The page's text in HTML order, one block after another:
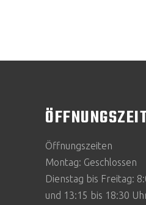
Öffnungszeiten
Montag: Geschlossen
Dienstag bis Freitag:
und 13:15 bis 18:30